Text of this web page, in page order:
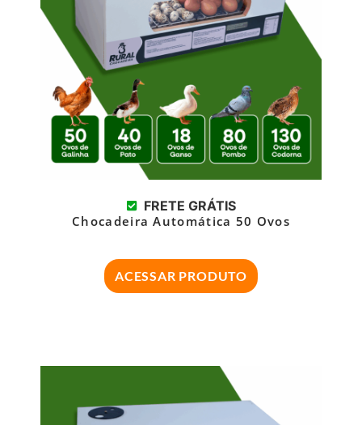
FRETE GRÁTIS
Chocadeira Automática 50 Ovos
ACESSAR PRODUTO